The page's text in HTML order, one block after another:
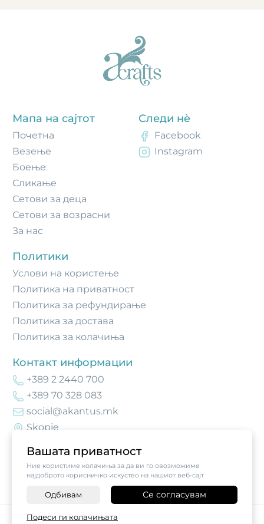
Вашата приватност
Ние користиме колачиња за да ви го овозможиме
најдоброто корисничко искуство на нашиот веб-сајт
Одбивам Се согласувам
Подеси ги колачињата
Мапа на сајтот
Почетнa
Везење
Боење
Сликање
Сетови за деца
Сетови за возрасни
За нас
Политики
Услови на користење
Политика на приватност
Политика за рефундирање
Политика за достава
Политика за колачиња
Контакт информации
+389 2 2440 700
+389 70 328 083
social@akantus.mk
Skopje
Следи нè
Facebook
Instagram
©2026Vendor x